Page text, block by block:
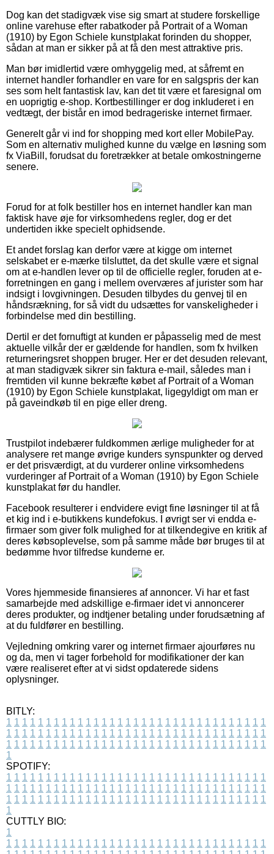
Dog kan det stadigvæk vise sig smart at studere forskellige
online varehuse efter rabatkoder på Portrait of a Woman
(1910) by Egon Schiele kunstplakat forinden du shopper,
sådan at man er sikker på at få den mest attraktive pris.
Man bør imidlertid være omhyggelig med, at såfremt en
internet handler forhandler en vare for en salgspris der kan
ses som helt fantastisk lav, kan det tit være et faresignal om
en uoprigtig e-shop. Kortbestillinger er dog inkluderet i en
vedtægt, der bistår en imod bedrageriske internet firmaer.
Generelt går vi ind for shopping med kort eller MobilePay.
Som en alternativ mulighed kunne du vælge en løsning som
fx ViaBill, forudsat du foretrækker at betale omkostningerne
senere.
Forud for at folk bestiller hos en internet handler kan man
faktisk have øje for virksomhedens regler, dog er det
undertiden ikke specielt ophidsende.
Et andet forslag kan derfor være at kigge om internet
selskabet er e-mærke tilsluttet, da det skulle være et signal
om at e-handlen lever op til de officielle regler, foruden at e-
forretningen en gang i mellem overværes af jurister som har
indsigt i lovgivningen. Desuden tilbydes du genvej til en
håndsrækning, for så vidt du udsættes for vanskeligheder i
forbindelse med din bestilling.
Dertil er det fornuftigt at kunden er påpasselig med de mest
aktuelle vilkår der er gældende for handlen, som fx hvilken
returneringsret shoppen bruger. Her er det desuden relevant,
at man stadigvæk sikrer sin faktura e-mail, således man i
fremtiden vil kunne bekræfte købet af Portrait of a Woman
(1910) by Egon Schiele kunstplakat, ligegyldigt om man er
på gaveindkøb til en pige eller dreng.
Trustpilot indebærer fuldkommen ærlige muligheder for at
analysere ret mange øvrige kunders synspunkter og derved
er det prisværdigt, at du vurderer online virksomhedens
vurderinger af Portrait of a Woman (1910) by Egon Schiele
kunstplakat før du handler.
Facebook resulterer i endvidere evigt fine løsninger til at få
et kig ind i e-butikkens kundefokus. I øvrigt ser vi endda e-
firmaer som giver folk mulighed for at tilkendegive en kritik af
deres købsoplevelse, som på samme måde bør bruges til at
bedømme hvor tilfredse kunderne er.
Vores hjemmeside finansieres af annoncer. Vi har et fast
samarbejde med adskillige e-firmaer idet vi annoncerer
deres produkter, og indtjener betaling under forudsætning af
at du fuldfører en bestilling.
Vejledning omkring varer og internet firmaer ajourføres nu
og da, men vi tager forbehold for modifikationer der kan
være realiseret efter at vi sidst opdaterede sidens
oplysninger.
BITLY:
1 1 1 1 1 1 1 1 1 1 1 1 1 1 1 1 1 1 1 1 1 1 1 1 1 1 1 1 1 1 1 1 1
1 1 1 1 1 1 1 1 1 1 1 1 1 1 1 1 1 1 1 1 1 1 1 1 1 1 1 1 1 1 1 1 1
1 1 1 1 1 1 1 1 1 1 1 1 1 1 1 1 1 1 1 1 1 1 1 1 1 1 1 1 1 1 1 1 1
1
SPOTIFY:
1 1 1 1 1 1 1 1 1 1 1 1 1 1 1 1 1 1 1 1 1 1 1 1 1 1 1 1 1 1 1 1 1
1 1 1 1 1 1 1 1 1 1 1 1 1 1 1 1 1 1 1 1 1 1 1 1 1 1 1 1 1 1 1 1 1
1 1 1 1 1 1 1 1 1 1 1 1 1 1 1 1 1 1 1 1 1 1 1 1 1 1 1 1 1 1 1 1 1
1
CUTTLY BIO:
1
1 1 1 1 1 1 1 1 1 1 1 1 1 1 1 1 1 1 1 1 1 1 1 1 1 1 1 1 1 1 1 1 1